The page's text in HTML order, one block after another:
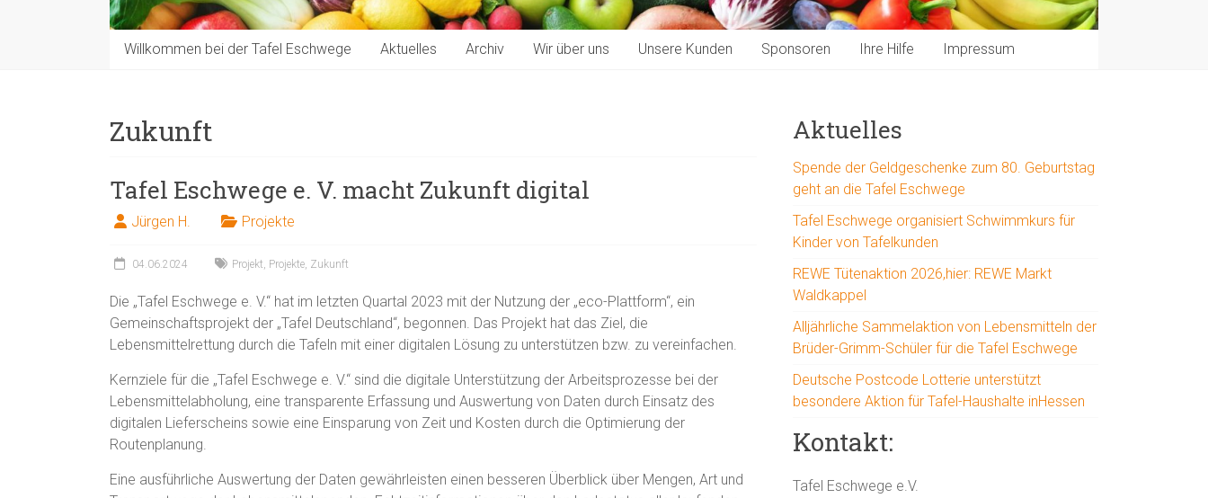
Willkommen bei der Tafel Eschwege Aktuelles Archiv Wir über uns Unsere Kunden Sponsoren Ihre Hilfe Impressum
Zukunft
Tafel Eschwege e. V. macht Zukunft digital
Jürgen H. Projekte
04.06.2024 Projekt, Projekte, Zukunft
Die „Tafel Eschwege e. V.“ hat im letzten Quartal 2023 mit der Nutzung der „eco-Plattform“, ein
Gemeinschaftsprojekt der „Tafel Deutschland“, begonnen. Das Projekt hat das Ziel, die
Lebensmittelrettung durch die Tafeln mit einer digitalen Lösung zu unterstützen bzw. zu vereinfachen.
Kernziele für die „Tafel Eschwege e. V.“ sind die digitale Unterstützung der Arbeitsprozesse bei der
Lebensmittelabholung, eine transparente Erfassung und Auswertung von Daten durch Einsatz des
digitalen Lieferscheins sowie eine Einsparung von Zeit und Kosten durch die Optimierung der
Routenplanung.
Eine ausführliche Auswertung der Daten gewährleisten einen besseren Überblick über Mengen, Art und
Aktuelles
Spende der Geldgeschenke zum 80. Geburtstag
geht an die Tafel Eschwege
Tafel Eschwege organisiert Schwimmkurs für
Kinder von Tafelkunden
REWE Tütenaktion 2026,hier: REWE Markt
Waldkappel
Alljährliche Sammelaktion von Lebensmitteln der
Brüder-Grimm-Schüler für die Tafel Eschwege
Deutsche Postcode Lotterie unterstützt
besondere Aktion für Tafel-Haushalte inHessen
Kontakt:
Tafel Eschwege e.V.